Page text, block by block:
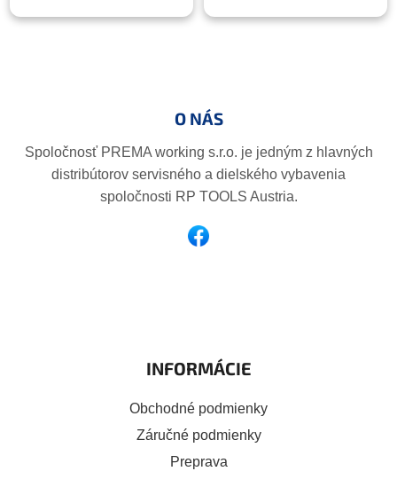
O NÁS
Spoločnosť PREMA working s.r.o. je jedným z hlavných
distribútorov servisného a dielského vybavenia
spoločnosti RP TOOLS Austria.
INFORMÁCIE
Obchodné podmienky
Záručné podmienky
Preprava